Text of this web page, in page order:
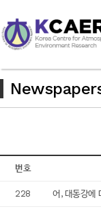
번호
228 어, 대동강에